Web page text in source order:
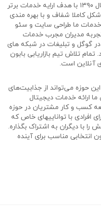
آژانس دیجیتال مارکتینگ بابون در سال ۱۳۹۰ با هدف ارایه خدمات برتر
کاملا شفاف و با بهره مندی
ما طراحی سایت و سئو
مدیران مجرب خدمات
در گوگل و تبلیغات در شبکه های
تلاش تیم بازاریابی بابون
آنلاین است.
حوزه می‌تواند از جذابیت‌های
ما ارائه خدمات دیجیتال
کسب و کار مشتریان در حوزه
با تواناییهای خاص که
با دیگران به اشتراک بگذاره.
انتخابی مناسب برای آینده